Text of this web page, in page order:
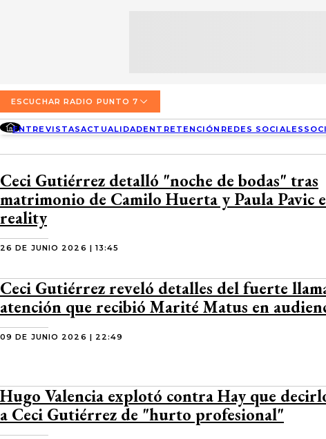
ACTUALIDAD
ENTRETENCIÓN
SOCIEDAD
CONCEPCIÓN
TEMUCO
VALDIVIA
OSORNO
PUERTO MONTT
QUIÉNES SOMOS
DIRECCIONES
CONTACTO COMERCIAL
TARIFAS POLÍTICAS PÁGINA 7
TARIFAS POLÍTICAS RADIO PUNTO 7
POLÍTICA DE PRIVACIDAD
ESCUCHAR RADIO PUNTO 7
ENTREVISTASACTUALIDADENTRETENCIÓN REDES SOCIALES
Ceci Gutiérrez detalló "noche de bodas" tras
matrimonio de Camilo Huerta y Paula Pavic
reality
26 DE JUNIO 2026 | 13:45
Ceci Gutiérrez reveló detalles del fuerte
atención que recibió Marité Matus en
09 DE JUNIO 2026 | 22:49
Hugo Valencia explotó contra Hay que
a Ceci Gutiérrez de "hurto profesional"